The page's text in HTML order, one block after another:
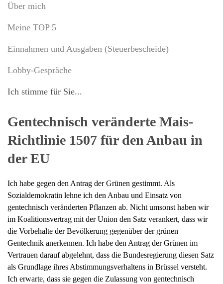
Über mich
Meine TOP 5
Einnahmen und Ausgaben (Steuerbescheide)
Lobby-Gespräche
Ich stimme für Sie...
Gentechnisch veränderte Mais-
Richtlinie 1507 für den Anbau in
der EU
Ich habe gegen den Antrag der Grünen gestimmt. Als
Sozialdemokratin lehne ich den Anbau und Einsatz von
gentechnisch veränderten Pflanzen ab. Nicht umsonst haben wir
im Koalitionsvertrag mit der Union den Satz verankert, dass wir
die Vorbehalte der Bevölkerung gegenüber der grünen
Gentechnik anerkennen. Ich habe den Antrag der Grünen im
Vertrauen darauf abgelehnt, dass die Bundesregierung diesen Satz
als Grundlage ihres Abstimmungsverhaltens in Brüssel versteht.
Ich erwarte, dass sie gegen die Zulassung von gentechnisch